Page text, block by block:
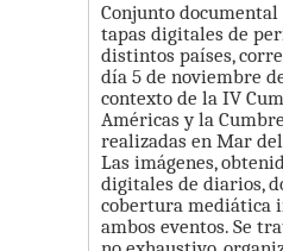
Conjunto
tapas digitales de
distintos países,
día 5 de noviembre
contexto de la IV
Américas y la
realizadas en Mar
Las imágenes,
digitales de diarios,
cobertura mediática
ambos eventos. Se